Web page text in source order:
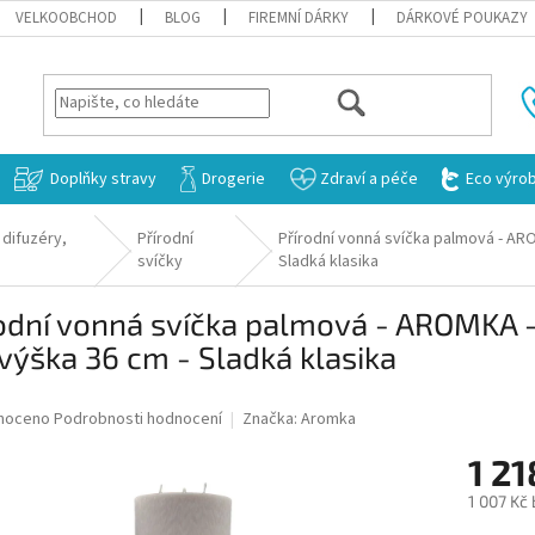
VELKOOBCHOD BLOG FIREMNÍ DÁRKY DÁRKOVÉ POUKAZY
HLEDAT
Doplňky stravy Drogerie Zdraví a péče Eco
Přírodní
svíčky
Přírodní vonná svíčka palmová -
Sladká klasika
vonná svíčka palmová - AROMKA
36 cm - Sladká klasika
Podrobnosti hodnocení Značka: Aromka
1
1 007 Kč